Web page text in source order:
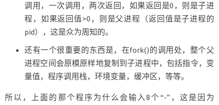
调用，一次调用，两次返回，如果返回是0，则是子进
程，如果返回值>0，则是父进程（返回值是子进程的
pid），这是众为周知的。
还有一个很重要的东西是，在fork()的调用处，整个父
进程空间会原模原样地复制到子进程中，包括指令，变
量值，程序调用栈，环境变量，缓冲区，等等。
所以，上面的那个程序为什么会输入8个“-”，这是因为